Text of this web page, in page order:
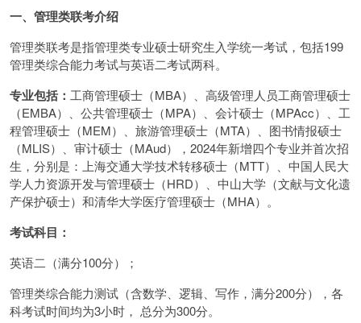
一、管理类联考介绍
管理类联考是指管理类专业硕士研究生入学统一考试，包括199
管理类综合能力考试与英语二考试两科。
专业包括： 工商管理硕士（MBA）、高级管理人员工商管理硕士
（EMBA）、公共管理硕士（MPA）、会计硕士（MPAcc）、工
程管理硕士（MEM）、旅游管理硕士（MTA）、图书情报硕士
（MLIS）、审计硕士（MAud），2024年新增四个专业并首次招
生，分别是：上海交通大学技术转移硕士（MTT）、中国人民大
学人力资源开发与管理硕士（HRD）、中山大学（文献与文化遗
产保护硕士）和清华大学医疗管理硕士（MHA）。
考试科目：
英语二（满分100分）；
管理类综合能力测试（含数学、逻辑、写作，满分200分），各
科考试时间均为3小时， 总分为300分。